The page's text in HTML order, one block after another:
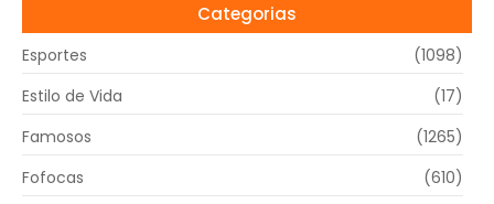
Categorias
Esportes
(1098)
Estilo de Vida
(17)
Famosos
(1265)
Fofocas
(610)